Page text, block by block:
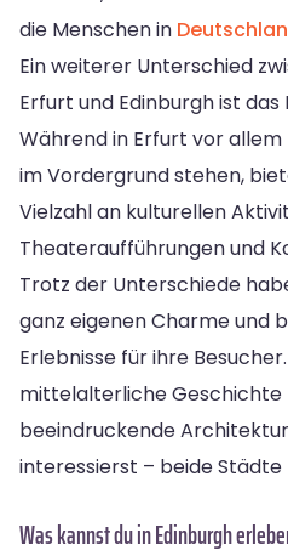
die Menschen in
Ein weiterer Unterschied
Erfurt und Edinburgh ist
Während in Erfurt vor allem
im Vordergrund stehen,
Vielzahl an kulturellen
Theateraufführungen und
Trotz der Unterschiede
ganz eigenen Charme und
Erlebnisse für ihre
mittelalterliche Geschichte
beeindruckende
interessierst – beide
Was kannst du in Edinburgh